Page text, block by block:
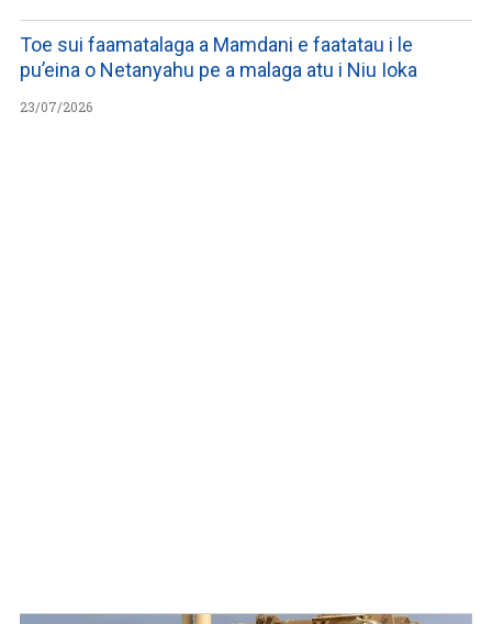
Toe sui faamatalaga a Mamdani e faatatau i le
pu’eina o Netanyahu pe a malaga atu i Niu Ioka
23/07/2026